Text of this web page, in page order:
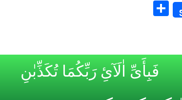
فَبِأَیِّ اٰلَآئِ رَبِّکُمَا تُکَذِّبٰنِ